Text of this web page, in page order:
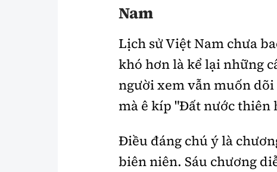
Nam
Lịch sử Việt Nam chưa
khó hơn là kể lại những
người xem vẫn muốn
mà ê kíp "Đất nước thiên
Điều đáng chú ý là
biên niên. Sáu chương